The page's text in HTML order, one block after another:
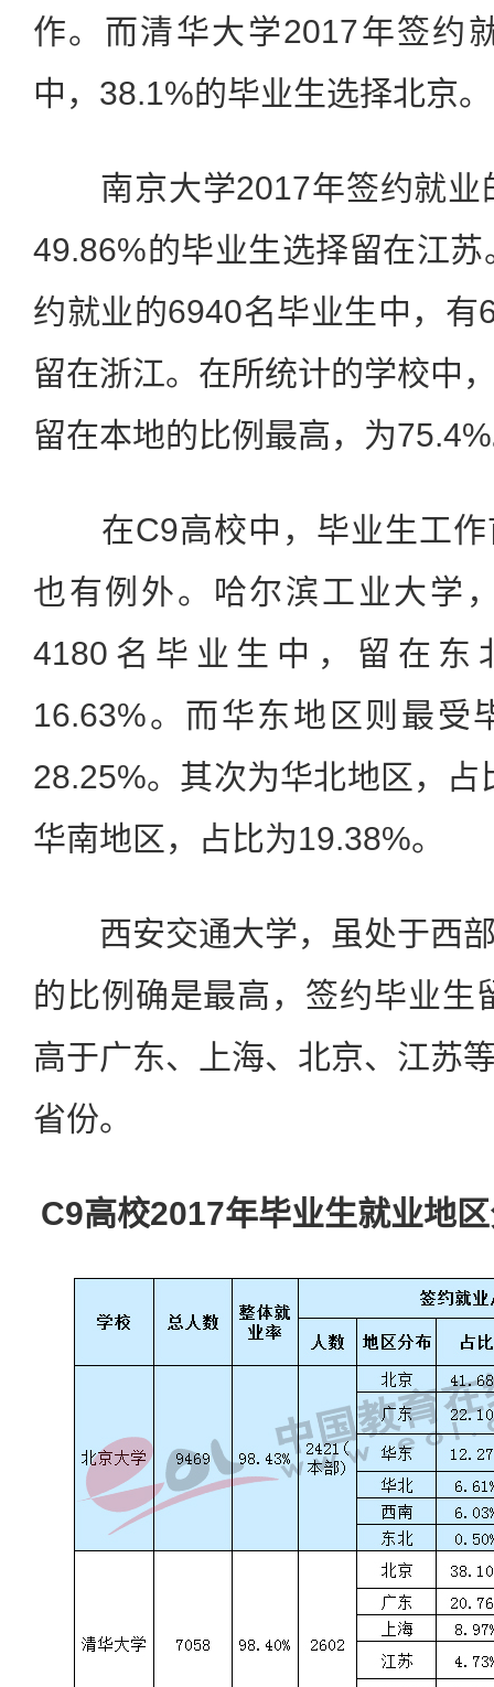
作。而清华大学2017年签约
中，38.1%的毕业生选择北京。
南京大学2017年签约就业
49.86%的毕业生选择留在江
约就业的6940名毕业生中，有
留在浙江。在所统计的学校中
留在本地的比例最高，为
在C9高校中，毕业生工作
也有例外。哈尔滨工业大学
4180名毕业生中，留在东
16.63%。而华东地区则最受
28.25%。其次为华北地区，
华南地区，占比为19.38%。
西安交通大学，虽处于西部
的比例确是最高，签约毕业生
高于广东、上海、北京、江苏
省份。
C9高校2017年毕业生就业地